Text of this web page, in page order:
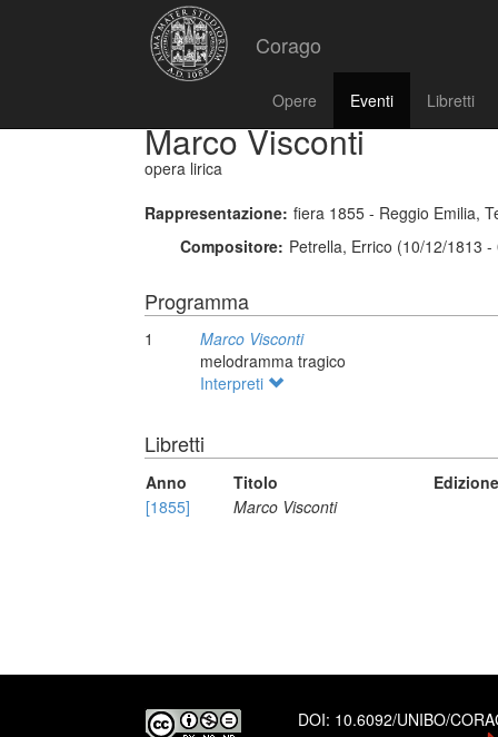
Corago
Opere Eventi Libretti
Marco Visconti
opera lirica
Rappresentazione: fiera 1855 - Reggio Emilia,
Compositore: Petrella, Errico (10/12/1813
Programma
1
Marco Visconti
melodramma tragico
Interpreti
Libretti
Anno Titolo
Edizione
[1855]
Marco Visconti
DOI: 10.6092/UNIBO/